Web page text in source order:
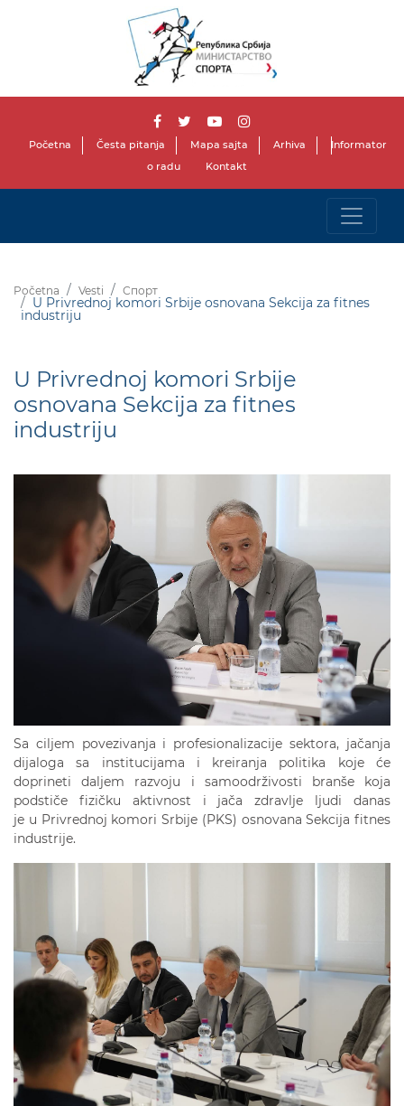
Početna Česta pitanja Mapa sajta Arhiva
Informator
o radu
Kontakt
Početna Vesti Спорт
U Privrednoj komori Srbije osnovana Sekcija za fitnes
industriju
U Privrednoj komori Srbije
osnovana Sekcija za fitnes
industriju
Sa ciljem povezivanja i profesionalizacije sektora, jačanja
dijaloga sa institucijama i kreiranja politika koje će
doprineti daljem razvoju i samoodrživosti branše koja
podstiče fizičku aktivnost i jača zdravlje ljudi danas
je u Privrednoj komori Srbije (PKS) osnovana Sekcija fitnes
industrije.